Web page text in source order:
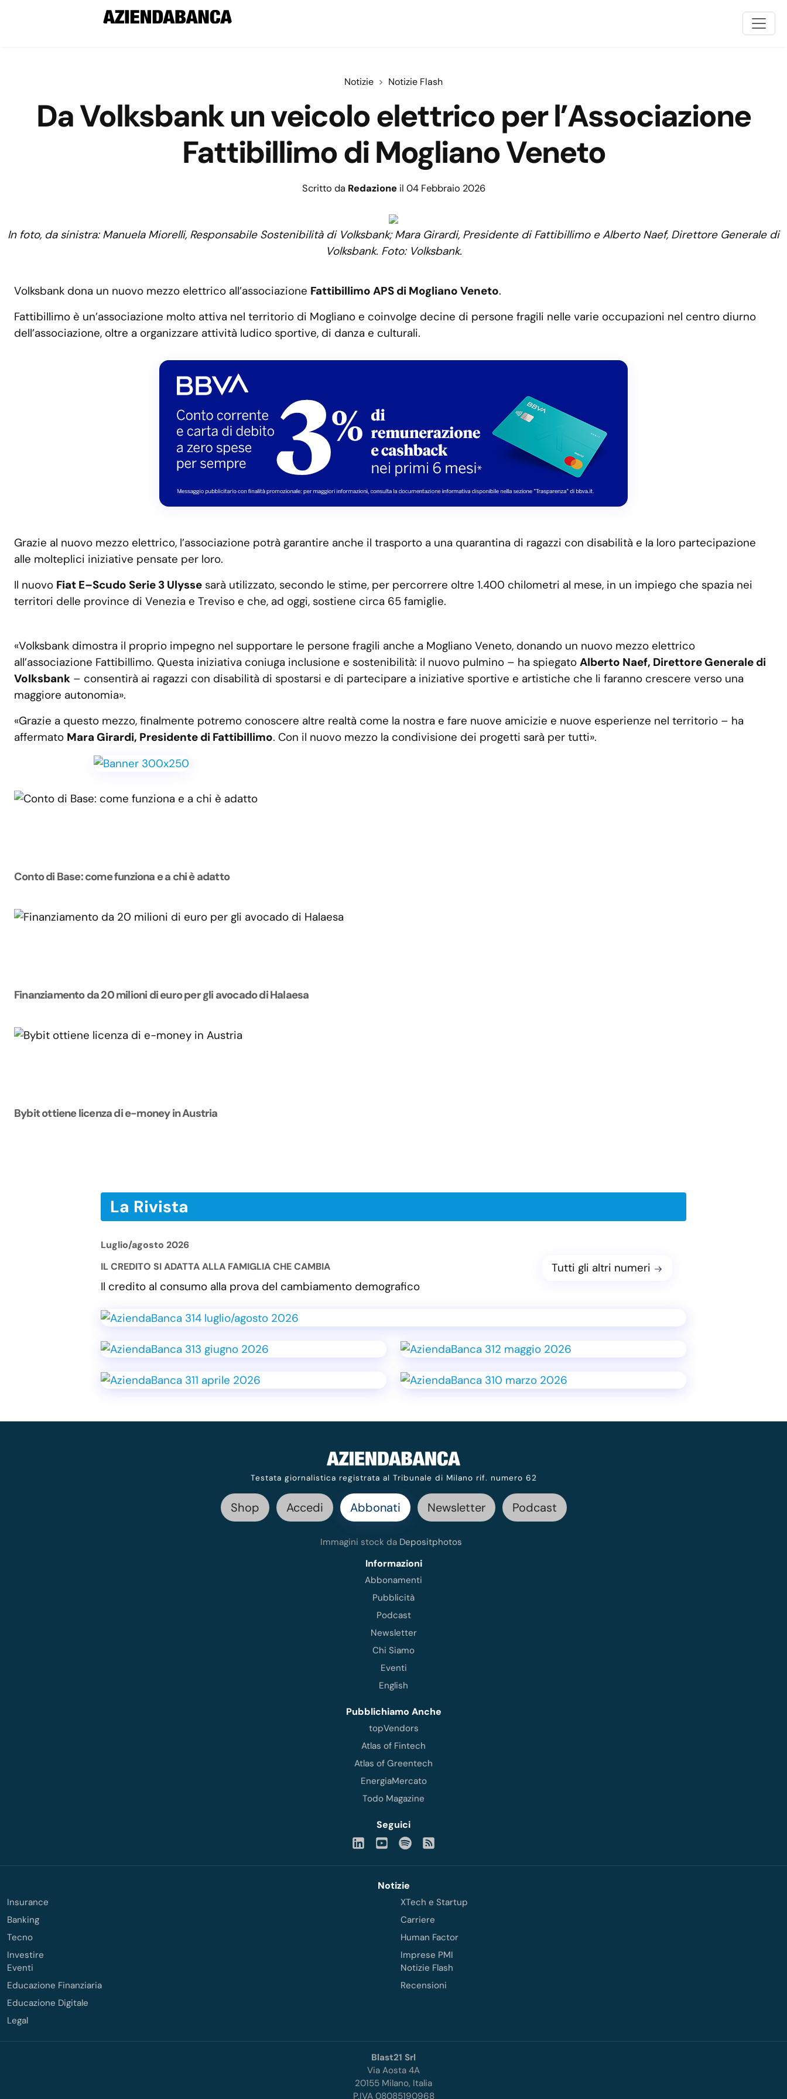
Notizie Notizie Flash
Da Volksbank un veicolo elettrico per l’Associazione
Fattibillimo di Mogliano Veneto
Scritto da Redazione il 04 Febbraio 2026
In foto, da sinistra: Manuela Miorelli, Responsabile Sostenibilità di Volksbank; Mara Girardi, Presidente di Fattibillimo e Alberto Naef, Direttore Generale di
Volksbank. Foto: Volksbank.
Volksbank dona un nuovo mezzo elettrico all’associazione Fattibillimo APS di Mogliano Veneto.
Fattibillimo è un’associazione molto attiva nel territorio di Mogliano e coinvolge decine di persone fragili nelle varie occupazioni nel centro diurno
dell’associazione, oltre a organizzare attività ludico sportive, di danza e culturali.
Grazie al nuovo mezzo elettrico, l’associazione potrà garantire anche il trasporto a una quarantina di ragazzi con disabilità e la loro partecipazione
alle molteplici iniziative pensate per loro.
Il nuovo Fiat E–Scudo Serie 3 Ulysse sarà utilizzato, secondo le stime, per percorrere oltre 1.400 chilometri al mese, in un impiego che spazia nei
territori delle province di Venezia e Treviso e che, ad oggi, sostiene circa 65 famiglie.
«Volksbank dimostra il proprio impegno nel supportare le persone fragili anche a Mogliano Veneto, donando un nuovo mezzo elettrico
all’associazione Fattibillimo. Questa iniziativa coniuga inclusione e sostenibilità: il nuovo pulmino – ha spiegato Alberto Naef, Direttore Generale di
Volksbank – consentirà ai ragazzi con disabilità di spostarsi e di partecipare a iniziative sportive e artistiche che li faranno crescere verso una
maggiore autonomia».
«Grazie a questo mezzo, finalmente potremo conoscere altre realtà come la nostra e fare nuove amicizie e nuove esperienze nel territorio – ha
affermato Mara Girardi, Presidente di Fattibillimo. Con il nuovo mezzo la condivisione dei progetti sarà per tutti».
Conto di Base: come funziona e a chi è adatto
Finanziamento da 20 milioni di euro per gli avocado di Halaesa
Bybit ottiene licenza di e-money in Austria
La Rivista
Luglio/agosto 2026
IL CREDITO SI ADATTA ALLA FAMIGLIA CHE CAMBIA
Il credito al consumo alla prova del cambiamento demografico
Tutti gli altri numeri
Testata giornalistica registrata al Tribunale di Milano rif. numero 62
Shop Accedi Abbonati Newsletter Podcast
Immagini stock da Depositphotos
Informazioni
Abbonamenti
Pubblicità
Podcast
Newsletter
Chi Siamo
Eventi
English
Pubblichiamo Anche
topVendors
Atlas of Fintech
Atlas of Greentech
EnergiaMercato
Todo Magazine
Seguici
Notizie
Insurance
Banking
Tecno
Investire
XTech e Startup
Carriere
Human Factor
Imprese PMI
Eventi
Educazione Finanziaria
Educazione Digitale
Legal
Notizie Flash
Recensioni
Blast21 Srl
Via Aosta 4A
20155 Milano, Italia
P.IVA 08085190968